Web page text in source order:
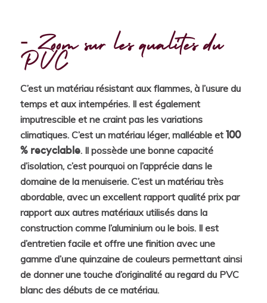
Zoom sur les qualités du
PVC
C’est un matériau résistant aux flammes, à l’usure du
temps et aux intempéries. Il est également
imputrescible et ne craint pas les variations
climatiques. C’est un matériau léger, malléable et 100
% recyclable. Il possède une bonne capacité
d’isolation, c’est pourquoi on l’apprécie dans le
domaine de la menuiserie. C’est un matériau très
abordable, avec un excellent rapport qualité prix par
rapport aux autres matériaux utilisés dans la
construction comme l’aluminium ou le bois. Il est
d’entretien facile et offre une finition avec une
gamme d’une quinzaine de couleurs permettant ainsi
de donner une touche d’originalité au regard du PVC
blanc des débuts de ce matériau.